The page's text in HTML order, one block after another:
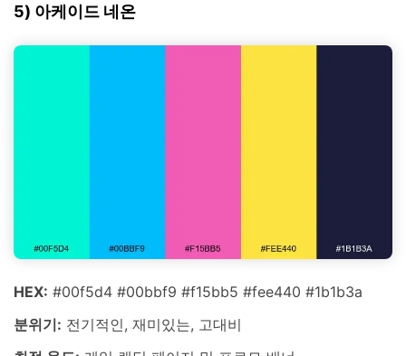
5) 아케이드 네온
HEX: #00f5d4 #00bbf9 #f15bb5 #fee440 #1b1b3a
분위기: 전기적인, 재미있는, 고대비